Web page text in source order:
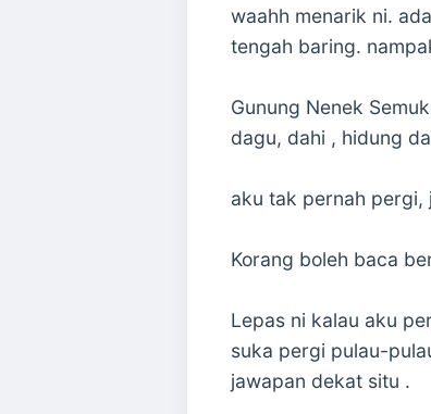
waahh menarik ni.
tengah baring.
Gunung Nenek
dagu, dahi , hidung
aku tak pernah pergi,
Korang boleh baca
Lepas ni kalau aku
suka pergi pulau-
jawapan dekat situ .